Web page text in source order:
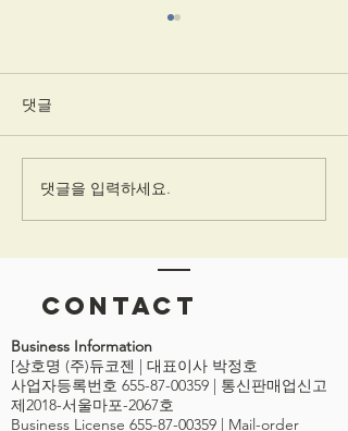
해시태그 추가하기
댓글
댓글을 입력하세요.
Contact
Business Information
[상호명 (주)듀코젠 | 대표이사 박정호
사업자등록번호 655-87-00359 | 통신판매업신고
제2018-서울마포-2067호
Business License 655-87-00359 | Mail-order